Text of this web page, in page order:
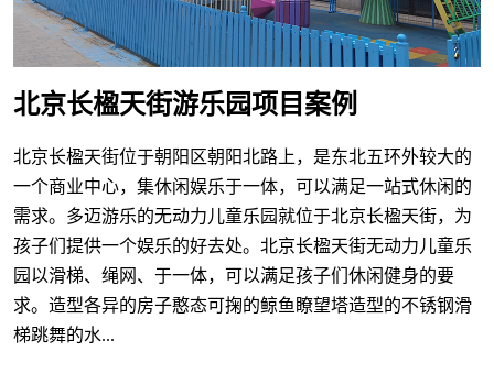
北京长楹天街游乐园项目案例
北京长楹天街位于朝阳区朝阳北路上，是东北五环外较大的
一个商业中心，集休闲娱乐于一体，可以满足一站式休闲的
需求。多迈游乐的无动力儿童乐园就位于北京长楹天街，为
孩子们提供一个娱乐的好去处。北京长楹天街无动力儿童乐
园以滑梯、绳网、于一体，可以满足孩子们休闲健身的要
求。造型各异的房子憨态可掬的鲸鱼瞭望塔造型的不锈钢滑
梯跳舞的水...